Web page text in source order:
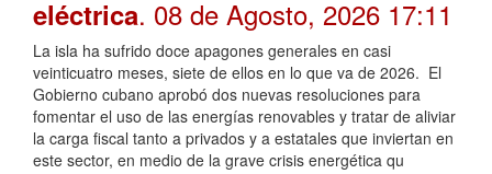
eléctrica. 08 de Agosto, 2026 17:11
La isla ha sufrido doce apagones generales en casi
veinticuatro meses, siete de ellos en lo que va de 2026. El
Gobierno cubano aprobó dos nuevas resoluciones para
fomentar el uso de las energías renovables y tratar de aliviar
la carga fiscal tanto a privados y a estatales que inviertan en
este sector, en medio de la grave crisis energética qu